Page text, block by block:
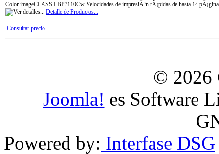
Color imageCLASS LBP7110Cw Velocidades de impresiÃ³n rÃ¡pidas de hasta 14
Detalle de Productos...
Consultar precio
© 2026
Joomla! es Software
Powered by: Interfase DSG